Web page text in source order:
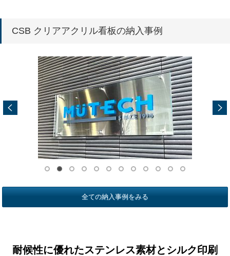
CSB クリアアクリル看板の納入事例
全ての納入事例をみる
耐候性に優れたステンレス素材とシルク印刷